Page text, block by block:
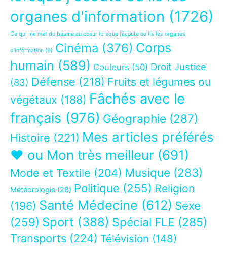
organes d'information (1726)
Ce qui me met du baume au coeur lorsque j’écoute ou lis les organes
d’information (9) Cinéma (376) Corps
humain (589) Couleurs (50) Droit Justice
(83) Défense (218) Fruits et légumes ou
végétaux (188) Fâchés avec le
français (976) Géographie (287)
Histoire (221) Mes articles préférés
❤ ou Mon très meilleur (691)
Mode et Textile (204) Musique (283)
Météorologie (28) Politique (255) Religion
(196) Santé Médecine (612) Sexe
(259) Sport (388) Spécial FLE (285)
Transports (224) Télévision (148)